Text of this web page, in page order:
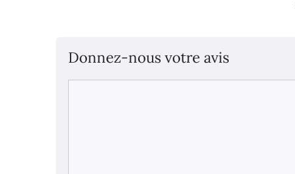
Donnez-nous votre avis